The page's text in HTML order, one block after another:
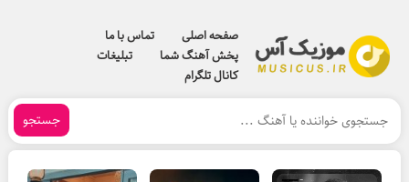
صفحه اصلی
تماس با ما
پخش آهنگ شما
تبلیغات
کانال تلگرام
جستجو